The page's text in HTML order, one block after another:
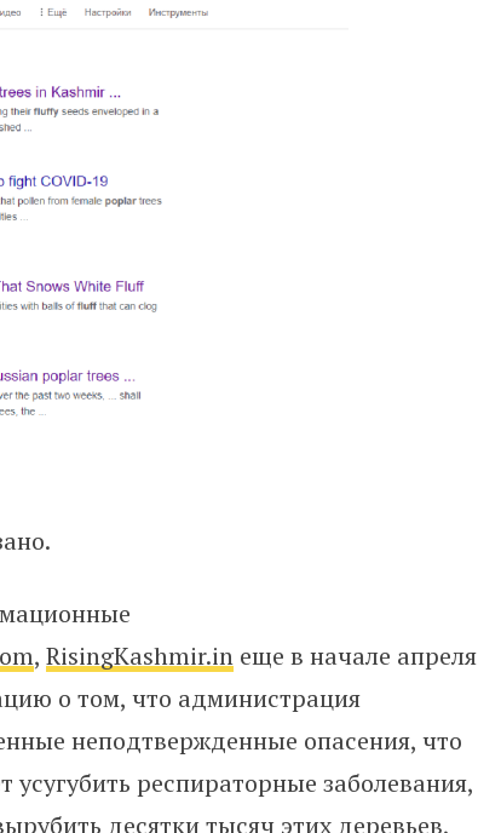
,RisingKashmir.in еще в начале апреля
о том, что администрация
неподтвержденные опасения, что
респираторные заболевания,
десятки тысяч этих деревьев,